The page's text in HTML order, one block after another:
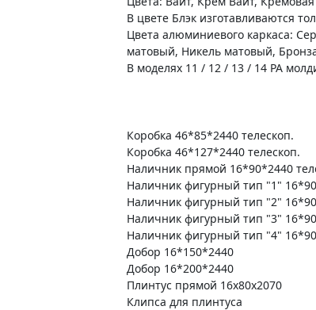
В цвете Блэк изготавливаются
Цвета алюминиевого каркаса:
матовый, Никель матовый,
В моделях 11 / 12 / 13 / 14 PA
Коробка 46*85*2440 телескоп.
Коробка 46*127*2440 телескоп.
Наличник прямой 16*90*2440
Наличник фигурный тип "1"
Наличник фигурный тип "2"
Наличник фигурный тип "3"
Наличник фигурный тип "4"
Добор 16*150*2440
Добор 16*200*2440
Плинтус прямой 16х80х2070
Клипса для плинтуса